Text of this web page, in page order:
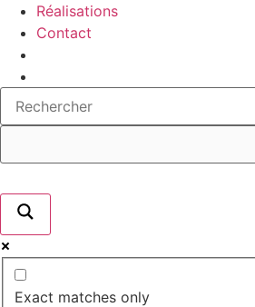
Réalisations
Contact
Exact matches only